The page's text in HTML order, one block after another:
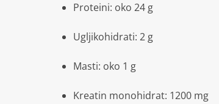
Proteini: oko 24 g
Ugljikohidrati: 2 g
Masti: oko 1 g
Kreatin monohidrat: 1200 mg